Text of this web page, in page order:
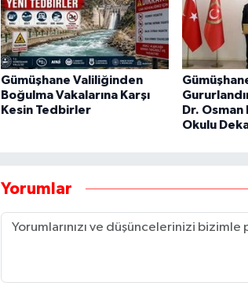
Gümüşhane Valiliğinden
Boğulma Vakalarına Karşı
Kesin Tedbirler
Dr. Osman
Okulu
Yorumlar